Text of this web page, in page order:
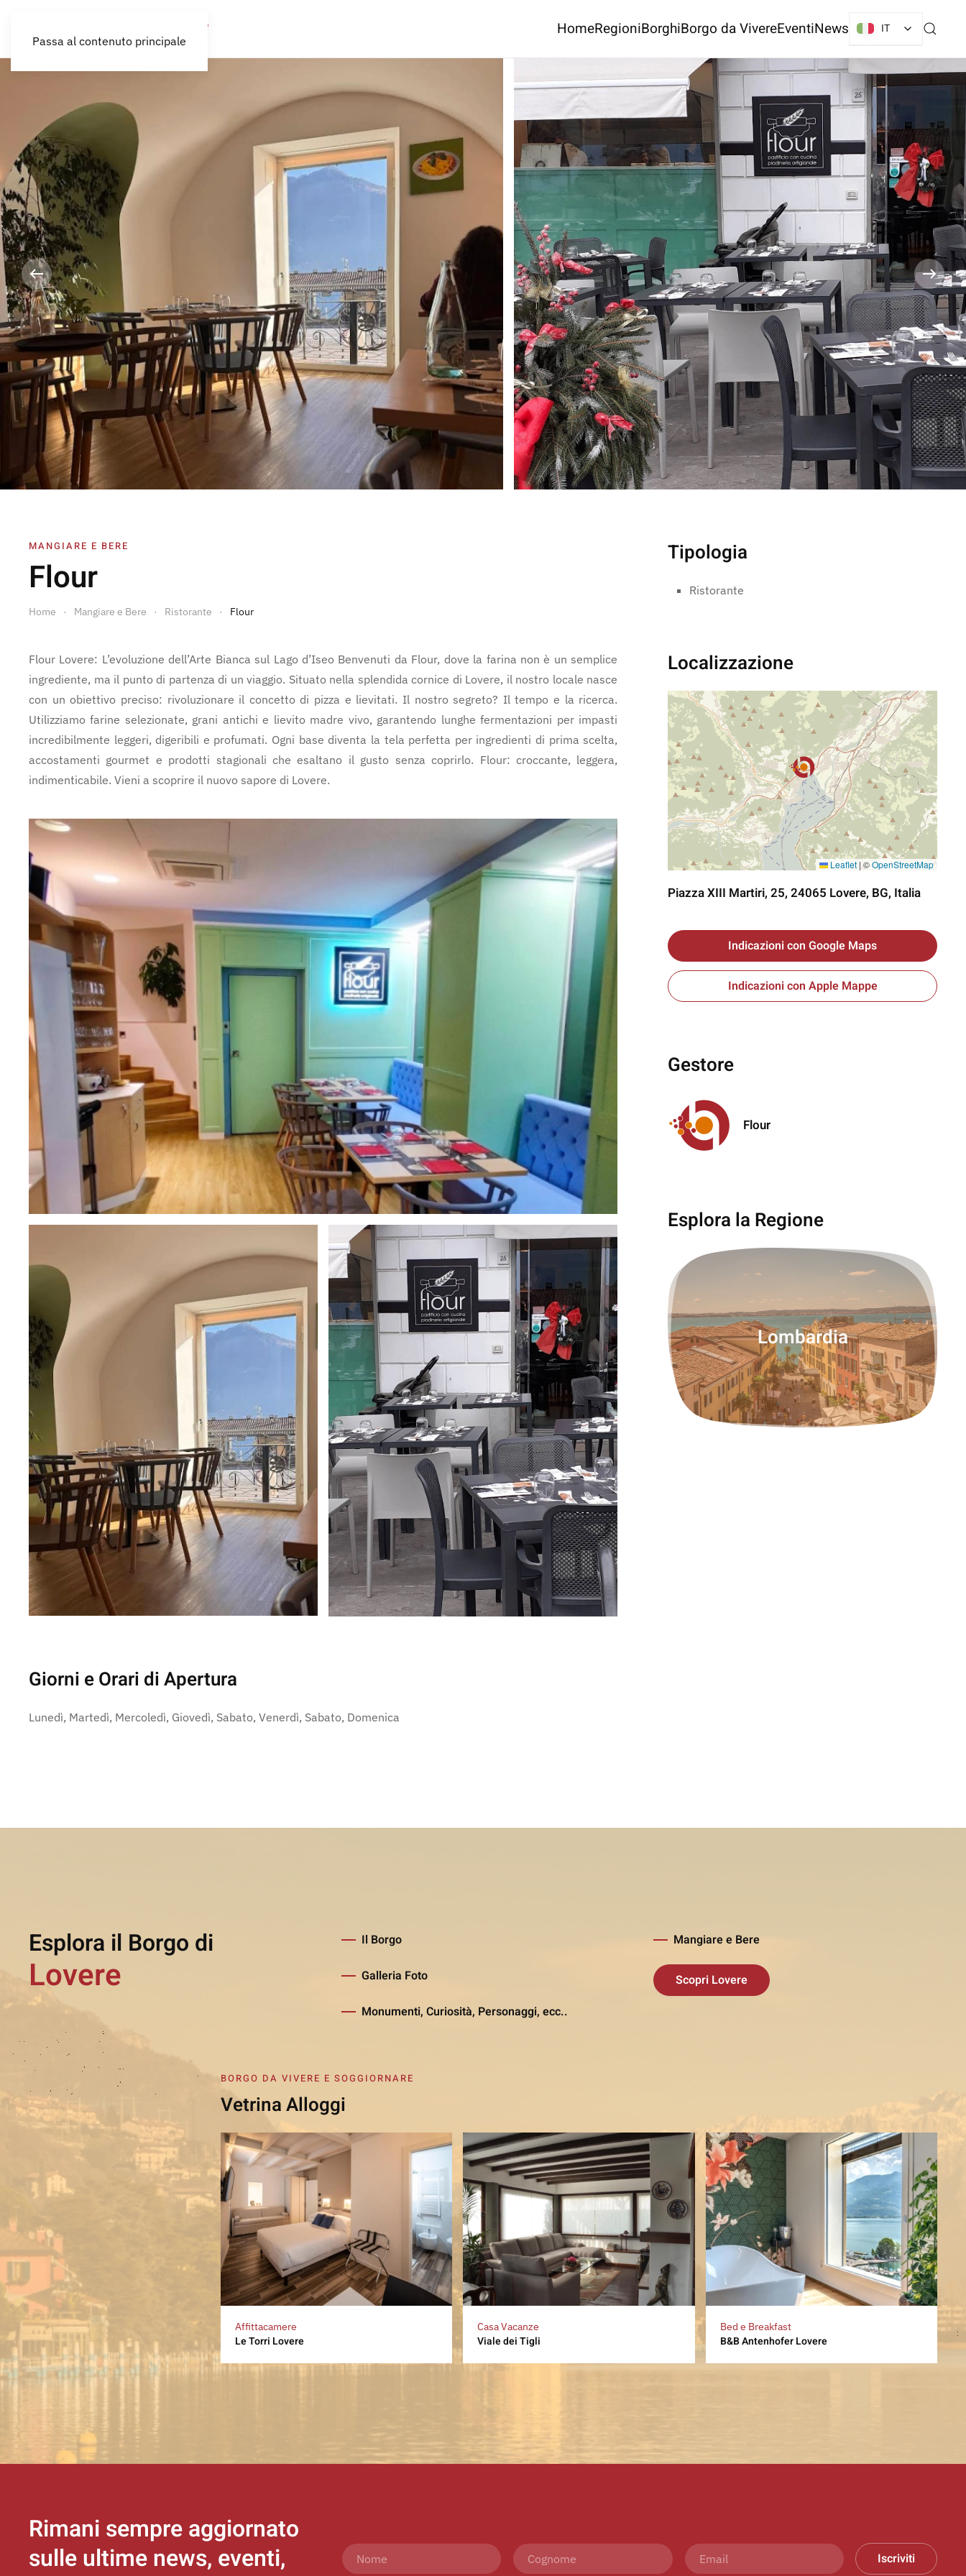
Passa al contenuto principale
HomeRegioniBorghiBorgo da VivereEventiNews IT
MANGIARE E BERE
Flour
Home Mangiare e Bere Ristorante Flour
Flour Lovere: L’evoluzione dell’Arte Bianca sul Lago d’Iseo Benvenuti da Flour, dove la farina non è un semplice
ingrediente, ma il punto di partenza di un viaggio. Situato nella splendida cornice di Lovere, il nostro locale nasce
con un obiettivo preciso: rivoluzionare il concetto di pizza e lievitati. Il nostro segreto? Il tempo e la ricerca.
Utilizziamo farine selezionate, grani antichi e lievito madre vivo, garantendo lunghe fermentazioni per impasti
incredibilmente leggeri, digeribili e profumati. Ogni base diventa la tela perfetta per ingredienti di prima scelta,
accostamenti gourmet e prodotti stagionali che esaltano il gusto senza coprirlo. Flour: croccante, leggera,
indimenticabile. Vieni a scoprire il nuovo sapore di Lovere.
Giorni e Orari di Apertura
Lunedì, Martedì, Mercoledì, Giovedì, Sabato, Venerdì, Sabato, Domenica
Tipologia
Ristorante
Localizzazione
Leaflet | ©OpenStreetMap
Piazza XIII Martiri, 25, 24065 Lovere, BG, Italia
Indicazioni con Google Maps
Indicazioni con Apple Mappe
Gestore
Flour
Esplora la Regione
Lombardia
Esplora il Borgo di
Lovere
Il Borgo
Galleria Foto
Monumenti, Curiosità, Personaggi, ecc..
Mangiare e Bere
Scopri Lovere
BORGO DA VIVERE E SOGGIORNARE
Vetrina Alloggi
Affittacamere
Le Torri Lovere
Casa Vacanze
Viale dei Tigli
Bed e Breakfast
B&B Antenhofer Lovere
Rimani sempre aggiornato
sulle ultime news, eventi,
Iscriviti